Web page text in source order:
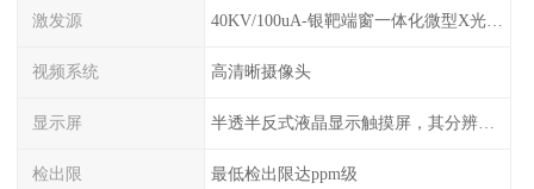
激发源 40KV/100uA-银靶端窗一体化微型X光管及高压电源
视频系统 高清晰摄像头
显示屏 半透半反式液晶显示触摸屏，其分辨率是640*480
检出限 最低检出限达ppm级